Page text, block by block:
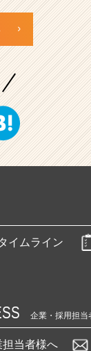
イムライン
企業・採用担当
担当者様へ